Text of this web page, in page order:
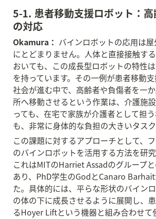
5-1. 患者移動支援ロボット：
の対応
Okamura： バインロボットの応用は
にとどまりません。人体と直接接触す
おいても、この成長型ロボットの特性
を持っています。その一例が患者移動
社会が進む中で、高齢者や負傷者を一
所へ移動させるという作業は、介護施
っても、在宅で家族が介護者として担
も、非常に身体的な負担の大きいタスク
この課題に対するアプローチとして、
のバインロボットを活用する方法を研究
これはMITのHarriet Assadのグループ
あり、PhD学生のGodとCanaro
た。具体的には、平らな形状のバイン
の体の下に成長させるように展開し、
るHoyer Liftという機器と組み合わせて